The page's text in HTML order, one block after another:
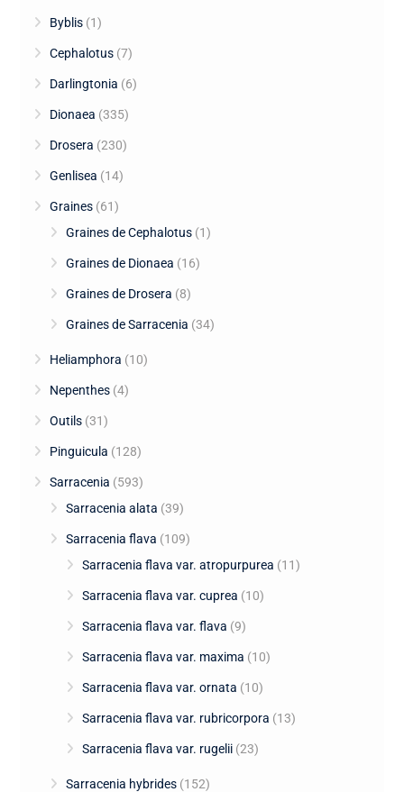
Byblis (1)
Cephalotus (7)
Darlingtonia (6)
Dionaea (335)
Drosera (230)
Genlisea (14)
Graines (61)
Graines de Cephalotus (1)
Graines de Dionaea (16)
Graines de Drosera (8)
Graines de Sarracenia (34)
Heliamphora (10)
Nepenthes (4)
Outils (31)
Pinguicula (128)
Sarracenia (593)
Sarracenia alata (39)
Sarracenia flava (109)
Sarracenia flava var. atropurpurea (11)
Sarracenia flava var. cuprea (10)
Sarracenia flava var. flava (9)
Sarracenia flava var. maxima (10)
Sarracenia flava var. ornata (10)
Sarracenia flava var. rubricorpora (13)
Sarracenia flava var. rugelii (23)
Sarracenia hybrides (152)